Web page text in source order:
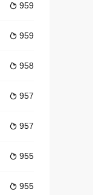
 959
 959
 958
 957
 957
 955
 955